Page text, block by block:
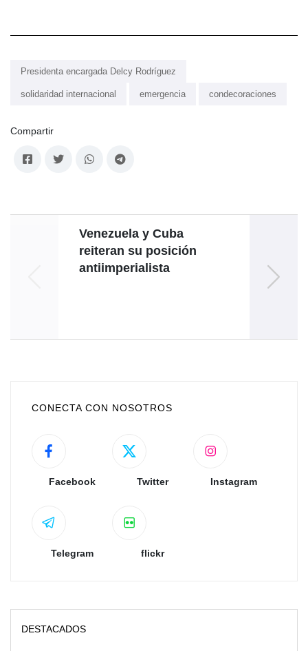
Presidenta encargada Delcy Rodríguez
solidaridad internacional emergencia condecoraciones
Compartir
Venezuela y Cuba
reiteran su posición
antiimperialista
CONECTA CON NOSOTROS
Facebook Twitter Instagram
Telegram flickr
DESTACADOS